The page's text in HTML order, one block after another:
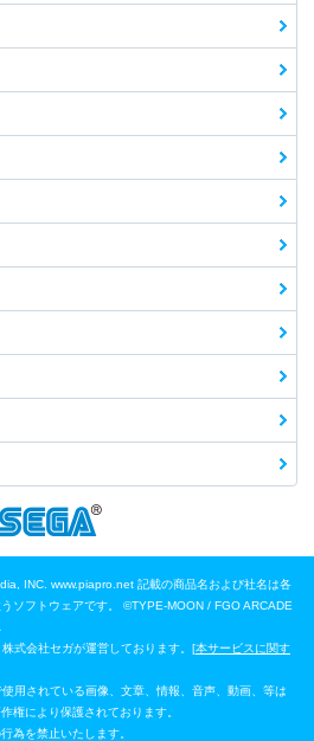
INC. www.piapro.net 記載の商品名および社名は各
ソフトウェアです。
©TYPE-MOON / FGO ARCADE
式会社セガが運営しております。[本サービスに関す
用されている画像、文章、情報、音声、動画、等は
権により保護されております。
為を禁止いたします。